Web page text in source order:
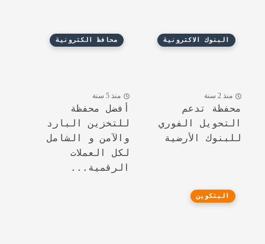
البنوك الاكترونية
منذ 2 سنة
محفظة تدعم
التحويل الفوري
للبنوك الأرضية
محافظ الكترونية
منذ 5 سنة
أفضل محفظة
للتخزين البارد
والآمن و الشامل
لكل العملات
الرقمية...
البتكوين